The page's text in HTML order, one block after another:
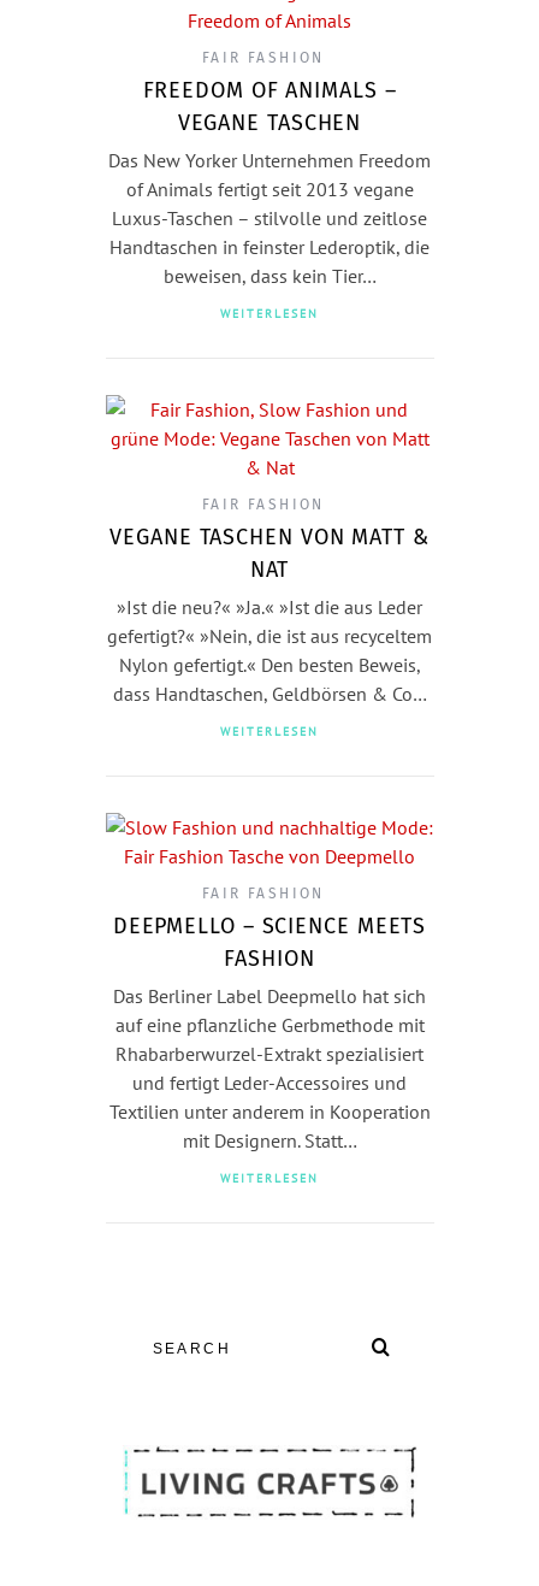
FAIR FASHION
FREEDOM OF ANIMALS –
VEGANE TASCHEN
Das New Yorker Unternehmen Freedom
of Animals fertigt seit 2013 vegane
Luxus-Taschen – stilvolle und zeitlose
Handtaschen in feinster Lederoptik, die
beweisen, dass kein Tier…
WEITERLESEN
FAIR FASHION
VEGANE TASCHEN VON MATT &
NAT
»Ist die neu?« »Ja.« »Ist die aus Leder
gefertigt?« »Nein, die ist aus recyceltem
Nylon gefertigt.« Den besten Beweis,
dass Handtaschen, Geldbörsen & Co…
WEITERLESEN
FAIR FASHION
DEEPMELLO – SCIENCE MEETS
FASHION
Das Berliner Label Deepmello hat sich
auf eine pflanzliche Gerbmethode mit
Rhabarberwurzel-Extrakt spezialisiert
und fertigt Leder-Accessoires und
Textilien unter anderem in Kooperation
mit Designern. Statt…
WEITERLESEN